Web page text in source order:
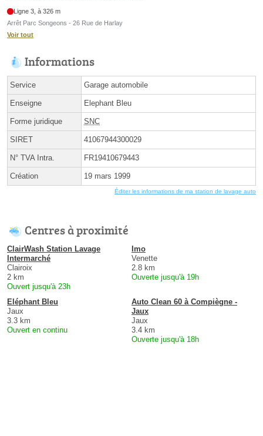
Ligne 3, à 326 m
Arrêt Parc Songeons - 26 Rue de Harlay
Voir tout
Informations
Service Garage automobile
Enseigne Elephant Bleu
Forme juridique SNC
SIRET 41067944300029
N° TVA Intra. FR19410679443
Création 19 mars 1999
Éditer les informations de ma station de lavage auto
Centres à proximité
ClairWash Station Lavage
Intermarché
Clairoix
2 km
Ouvert jusqu'à 23h
Imo
Venette
2.8 km
Ouverte jusqu'à 19h
Eléphant Bleu
Jaux
3.3 km
Ouvert en continu
Auto Clean 60 à Compiègne -
Jaux
Jaux
3.4 km
Ouverte jusqu'à 18h